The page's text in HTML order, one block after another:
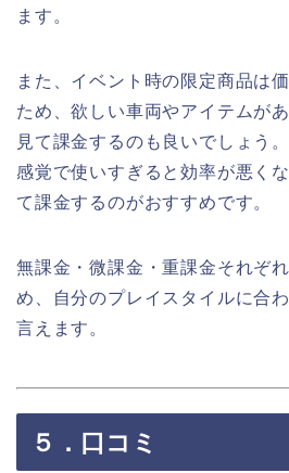
ます。
また、イベント時の限定商品は
ため、欲しい車両やアイテムが
見て課金するのも良いでしょう
感覚で使いすぎると効率が悪く
て課金するのがおすすめです。
無課金・微課金・重課金それぞ
め、自分のプレイスタイルに合
言えます。
５．口コミ